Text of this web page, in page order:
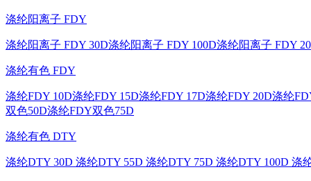
涤纶阳离子 FDY
涤纶阳离子 FDY 30D涤纶阳离子 FDY 100D涤纶阳离子 FDY
涤纶有色 FDY
涤纶FDY 10D涤纶FDY 15D涤纶FDY 17D涤纶FDY 20D涤纶
双色50D涤纶FDY双色75D
涤纶有色 DTY
涤纶DTY 30D 涤纶DTY 55D 涤纶DTY 75D 涤纶DTY 100D 涤